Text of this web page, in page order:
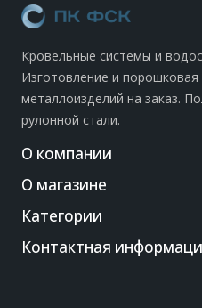
Кровельные системы и
Изготовление и порошковая
металлоизделий на заказ.
рулонной стали.
О компании
О магазине
Категории
Контактная